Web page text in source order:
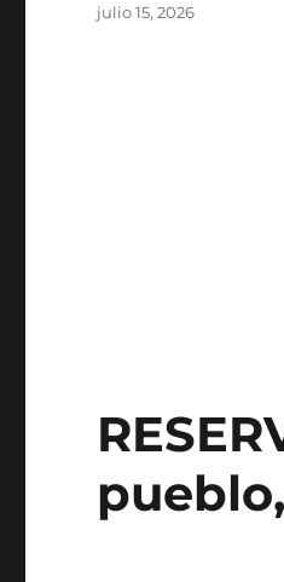
Publicado
julio 15, 2026